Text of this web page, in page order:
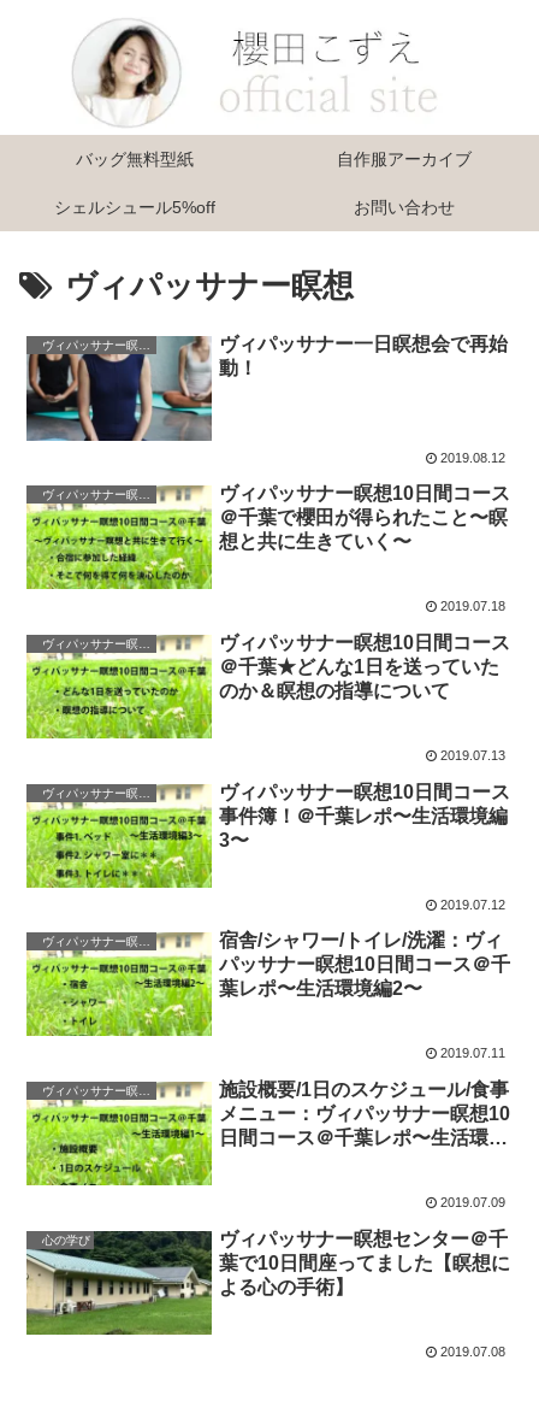
バッグ無料型紙 自作服アーカイブ
シェルシュール5%off お問い合わせ
ヴィパッサナー瞑想
ヴィパッサナー瞑想法
ヴィパッサナー一日瞑想会で再始
動！
2019.08.12
ヴィパッサナー瞑想10日間コース
＠千葉で櫻田が得られたこと〜瞑
想と共に生きていく〜
2019.07.18
ヴィパッサナー瞑想10日間コース
＠千葉★どんな1日を送っていた
のか＆瞑想の指導について
2019.07.13
ヴィパッサナー瞑想10日間コース
事件簿！＠千葉レポ〜生活環境編
3〜
2019.07.12
ヴィパッサナー瞑想法
宿舎/シャワー/トイレ/洗濯：ヴィ
パッサナー瞑想10日間コース＠千
葉レポ〜生活環境編2〜
2019.07.11
施設概要/1日のスケジュール/食事
メニュー：ヴィパッサナー瞑想10
日間コース＠千葉レポ〜生活環境
2019.07.09
心の学び
ヴィパッサナー瞑想センター＠千
葉で10日間座ってました【瞑想に
よる心の手術】
2019.07.08